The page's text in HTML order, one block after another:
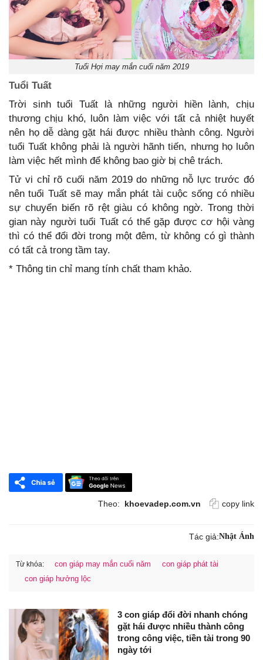
Tuổi Hợi may mắn cuối năm 2019
Tuổi Tuất
Trời sinh tuổi Tuất là những người hiền lành, chịu
thương chịu khó, luôn làm việc với tất cả nhiệt huyết
nên họ dễ dàng gặt hái được nhiều thành công. Người
tuổi Tuất không phải là người hãnh tiến, nhưng họ luôn
làm việc hết mình để không bao giờ bị chê trách.
Tử vi chỉ rõ cuối năm 2019 do những nỗ lực trước đó
nên tuổi Tuất sẽ may mắn phát tài cuộc sống có nhiều
sự chuyển biến rõ rệt giàu có không ngờ. Trong thời
gian này người tuổi Tuất có thể gặp được cơ hội vàng
thì có thể đổi đời trong một đêm, từ không có gì thành
có tất cả trong tầm tay.
* Thông tin chỉ mang tính chất tham khảo.
Theo: khoevadep.com.vn copy link
Tác giả:Nhật Ánh
Từ khóa: con giáp may mắn cuối năm
con giáp phát tài
con giáp hưởng lộc
3 con giáp đổi đời nhanh chóng
gặt hái được nhiều thành công
trong công việc, tiền tài trong 90
ngày tới